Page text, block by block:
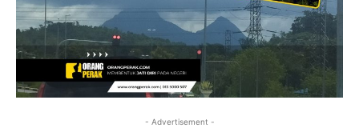
- Advertisement -